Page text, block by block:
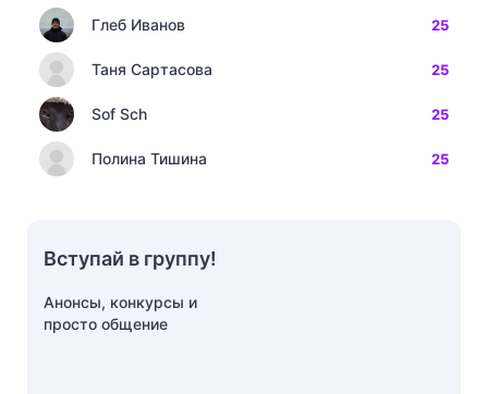
Глеб Иванов 25
Таня Сартасова 25
Sof Sch 25
Полина Тишина 25
Вступай в группу!
Анонсы, конкурсы и
просто общение